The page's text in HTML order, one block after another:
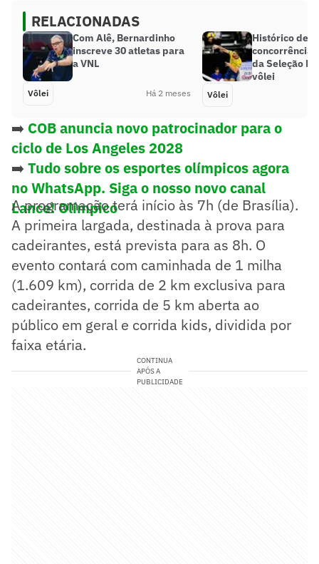
RELACIONADAS
Com Alê, Bernardinho
inscreve 30 atletas para
a VNL
Vôlei Há 2 meses
Histórico de
concorrência
da Seleção
vôlei
Vôlei
➡️ COB anuncia novo patrocinador para o
ciclo de Los Angeles 2028
➡️ Tudo sobre os esportes olímpicos agora
no WhatsApp. Siga o nosso novo canal
Lance! Olímpico
A programação terá início às 7h (de Brasília).
A primeira largada, destinada à prova para
cadeirantes, está prevista para as 8h. O
evento contará com caminhada de 1 milha
(1.609 km), corrida de 2 km exclusiva para
cadeirantes, corrida de 5 km aberta ao
público em geral e corrida kids, dividida por
faixa etária.
CONTINUA
APÓS A
PUBLICIDADE